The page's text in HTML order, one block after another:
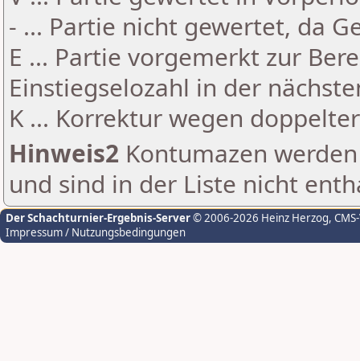
- ... Partie nicht gewertet, da
E ... Partie vorgemerkt zur
Einstiegselozahl in der
K ... Korrektur wegen
Hinweis2 Kontumazen
und sind in der Liste nicht
Der Schachturnier-Ergebnis-Server© 2006-2026 Heinz Herzog,
Impressum / Nutzungsbedingungen